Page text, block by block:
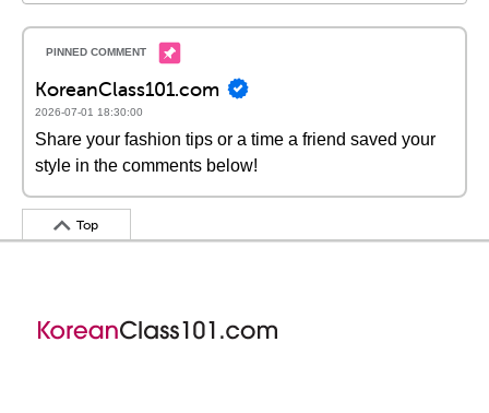
KoreanClass101.com
2026-07-01 18:30:00
Share your fashion tips or a time a friend saved your
style in the comments below!
Top